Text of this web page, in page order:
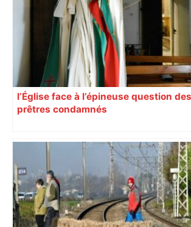
Toulouse ? – Actu.fr
l’Église face à l’épineuse question des
prêtres condamnés